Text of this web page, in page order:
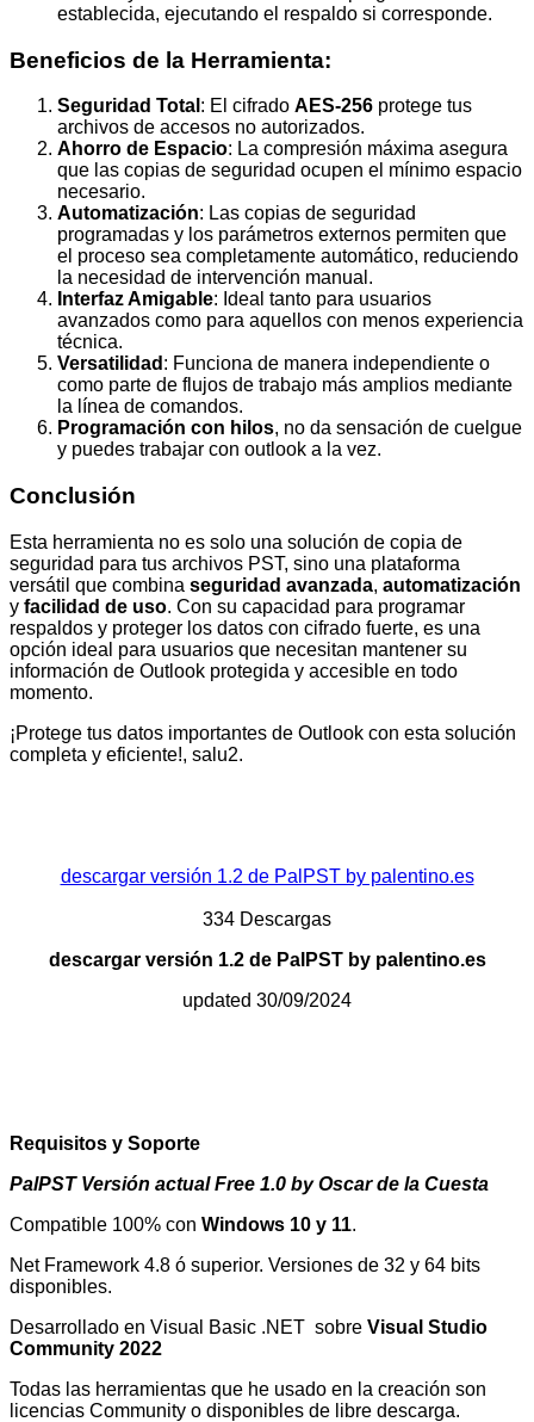
establecida, ejecutando el respaldo si corresponde.
Beneficios de la Herramienta:
Seguridad Total : El cifrado AES-256 protege tus
archivos de accesos no autorizados.
Ahorro de Espacio: La compresión máxima asegura
que las copias de seguridad ocupen el mínimo espacio
necesario.
Automatización: Las copias de seguridad
programadas y los parámetros externos permiten que
el proceso sea completamente automático, reduciendo
la necesidad de intervención manual.
Interfaz Amigable: Ideal tanto para usuarios
avanzados como para aquellos con menos experiencia
técnica.
Versatilidad : Funciona de manera independiente o
como parte de flujos de trabajo más amplios mediante
la línea de comandos.
Programación con hilos, no da sensación de cuelgue
y puedes trabajar con outlook a la vez.
Conclusión
Esta herramienta no es solo una solución de copia de
seguridad para tus archivos PST, sino una plataforma
versátil que combina seguridad avanzada, automatización
y facilidad de uso. Con su capacidad para programar
respaldos y proteger los datos con cifrado fuerte, es una
opción ideal para usuarios que necesitan mantener su
información de Outlook protegida y accesible en todo
momento.
¡Protege tus datos importantes de Outlook con esta solución
completa y eficiente!, salu2.
descargar versión 1.2 de PalPST by palentino.es
334 Descargas
descargar versión 1.2 de PalPST by palentino.es
updated 30/09/2024
Requisitos y Soporte
PalPST Versión actual Free 1.0 by Oscar de la Cuesta
Compatible 100% con Windows 10 y 11.
Net Framework 4.8 ó superior. Versiones de 32 y 64 bits
disponibles.
Desarrollado en Visual Basic .NET sobre Visual Studio
Community 2022
Todas las herramientas que he usado en la creación son
licencias Community o disponibles de libre descarga.